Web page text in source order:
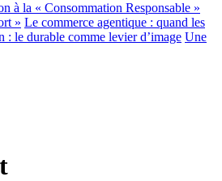
à la « Consommation Responsable »
» Le commerce agentique : quand les
: le durable comme levier d’image Une